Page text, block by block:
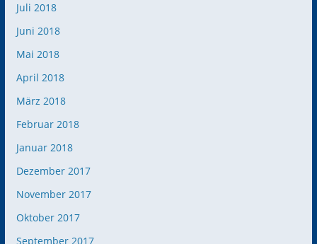
Juli 2018
Juni 2018
Mai 2018
April 2018
März 2018
Februar 2018
Januar 2018
Dezember 2017
November 2017
Oktober 2017
September 2017